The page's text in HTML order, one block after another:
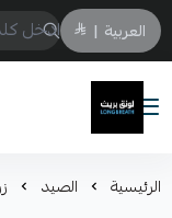
العربية |
لونق بريث
الرئيسية الصيد